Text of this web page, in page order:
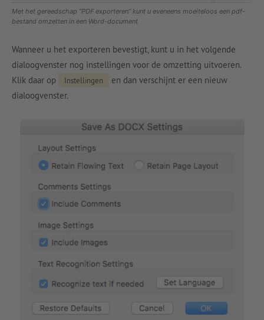
Met het gereedschap “PDF exporteren” kunt u eveneens moeiteloos een pdf-
bestand omzetten in een Word-document
Wanneer u het exporteren bevestigt, kunt u in het volgende
dialoogvenster nog instellingen voor de omzetting uitvoeren.
Klik daar op
Instellingen
en dan verschijnt er een nieuw
dialoogvenster.